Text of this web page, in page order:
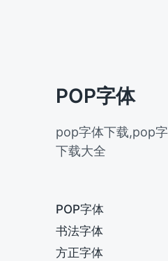
POP字体
pop字体下载,pop
下载大全
POP字体
书法字体
方正字体